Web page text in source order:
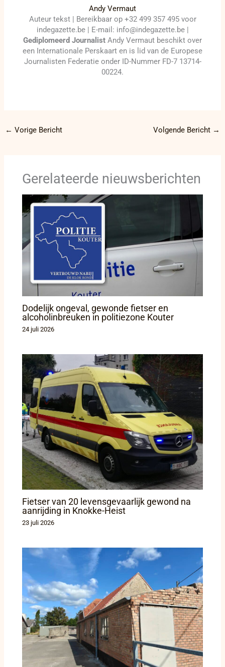
Andy Vermaut
Auteur tekst | Bereikbaar op +32 499 357 495 voor
indegazette.be | E-mail: info@indegazette.be |
Gediplomeerd Journalist Andy Vermaut beschikt over
een Internationale Perskaart en is lid van de Europese
Journalisten Federatie onder ID-Nummer FD-7 13714-
00224.
← Vorige Bericht Volgende Bericht →
Gerelateerde nieuwsberichten
Dodelijk ongeval, gewonde fietser en
alcoholinbreuken in politiezone Kouter
24 juli 2026
Fietser van 20 levensgevaarlijk gewond na
aanrijding in Knokke-Heist
23 juli 2026